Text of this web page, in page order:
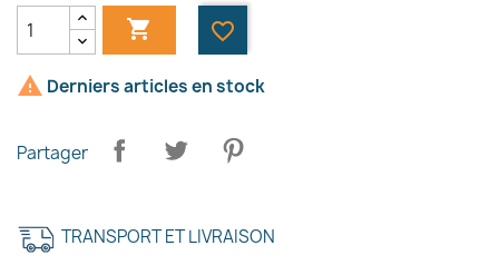
 favorite_border
 Derniers articles en stock
Partager
TRANSPORT ET LIVRAISON